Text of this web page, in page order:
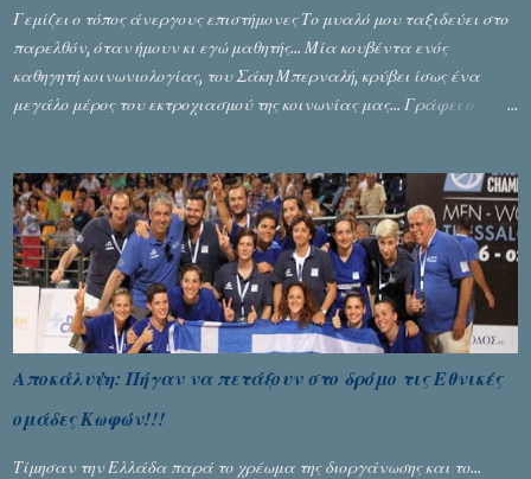
Γεμίζει ο τόπος άνεργους επιστήμονες Το μυαλό μου ταξιδεύει στο
παρελθόν, όταν ήμουν κι εγώ μαθητής... Μία κουβέντα ενός
καθηγητή κοινωνιολογίας, του Σάκη Μπερναλή, κρύβει ίσως ένα
μεγάλο μέρος του εκτροχιασμού της κοινωνίας μας... Γράφει ο
Αποκάλυψη: Πήγαν να πετάξουν στο δρόμο τις Εθνικές
ομάδες Κωφών!!!
Τίμησαν την Ελλάδα παρά το χρέωμα της διοργάνωσης και το...